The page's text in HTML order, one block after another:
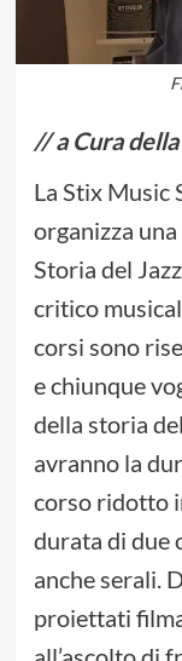
// a Cura
La Stix Music
organizza
Storia del
critico
corsi sono
e chiunque
della storia
avranno la
corso ridotto
durata di due
anche serali.
proiettati